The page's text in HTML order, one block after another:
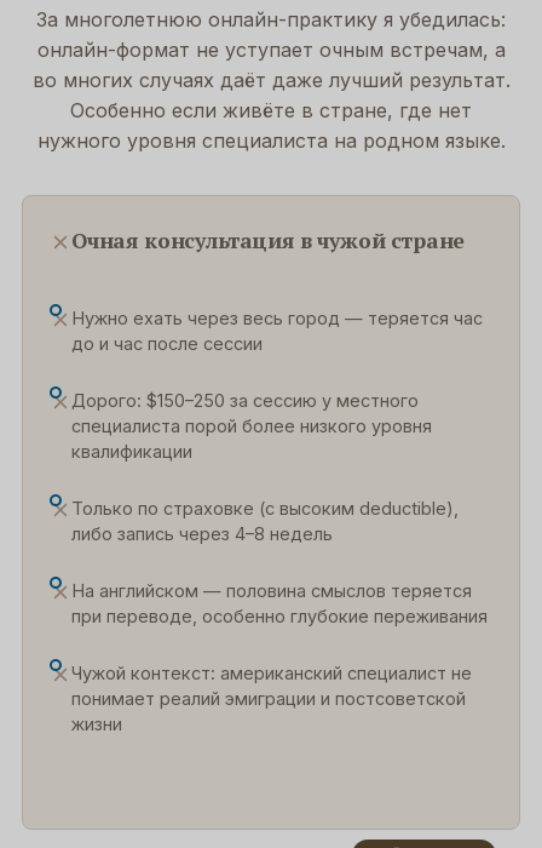
За многолетнюю онлайн-практику я убедилась:
онлайн-формат не уступает очным встречам, а
во многих случаях даёт даже лучший результат.
Особенно если живёте в стране, где нет
нужного уровня специалиста на родном языке.
Очная консультация в чужой стране
Нужно ехать через весь город — теряется час
до и час после сессии
Дорого: $150–250 за сессию у местного
специалиста порой более низкого уровня
квалификации
Только по страховке (с высоким deductible),
либо запись через 4–8 недель
На английском — половина смыслов теряется
при переводе, особенно глубокие переживания
Чужой контекст: американский специалист не
понимает реалий эмиграции и постсоветской
жизни